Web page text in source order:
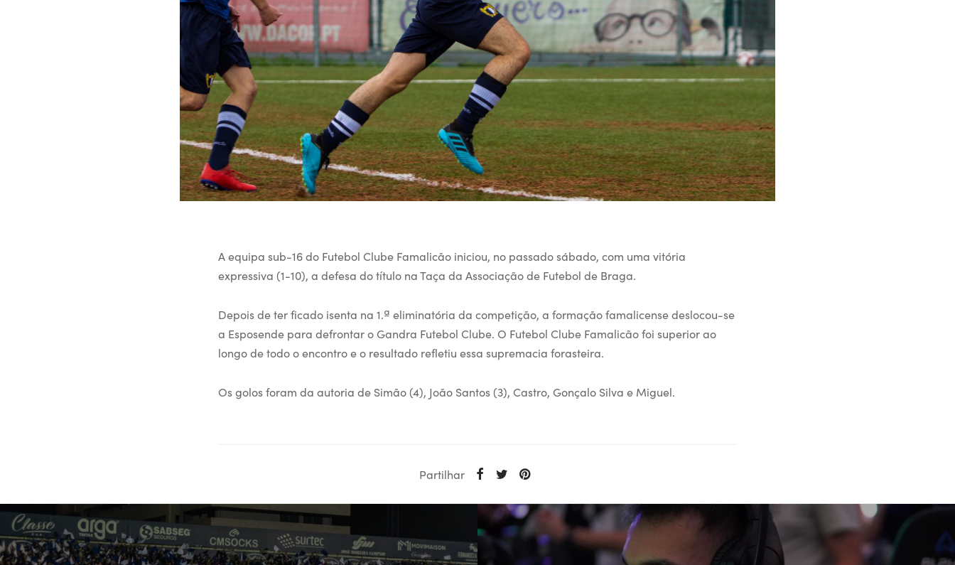
A equipa sub-16 do Futebol Clube Famalicão iniciou, no passado sábado, com uma vitória
expressiva (1-10), a defesa do título na Taça da Associação de Futebol de Braga.
Depois de ter ficado isenta na 1.ª eliminatória da competição, a formação famalicense deslocou-se
a Esposende para defrontar o Gandra Futebol Clube. O Futebol Clube Famalicão foi superior ao
longo de todo o encontro e o resultado refletiu essa supremacia forasteira.
Os golos foram da autoria de Simão (4), João Santos (3), Castro, Gonçalo Silva e Miguel.
Partilhar